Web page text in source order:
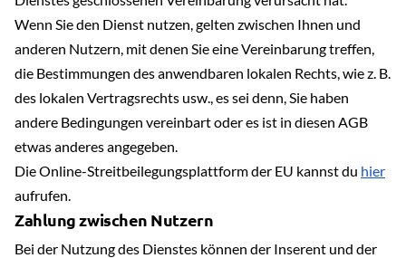
Wenn Sie den Dienst nutzen, gelten zwischen Ihnen und
anderen Nutzern, mit denen Sie eine Vereinbarung treffen,
die Bestimmungen des anwendbaren lokalen Rechts, wie z. B.
des lokalen Vertragsrechts usw., es sei denn, Sie haben
andere Bedingungen vereinbart oder es ist in diesen AGB
etwas anderes angegeben.
Die Online-Streitbeilegungsplattform der EU kannst du hier
aufrufen.
Zahlung zwischen Nutzern
Bei der Nutzung des Dienstes können der Inserent und der